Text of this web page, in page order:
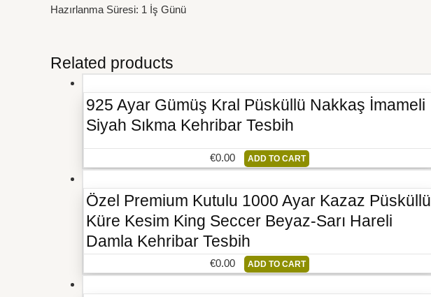
Hazırlanma Süresi: 1 İş Günü
Related products
925 Ayar Gümüş Kral Püsküllü Nakkaş İmameli
Siyah Sıkma Kehribar Tesbih
€0.00 ADD TO CART
Özel Premium Kutulu 1000 Ayar Kazaz Püsküllü
Küre Kesim King Seccer Beyaz-Sarı Hareli
Damla Kehribar Tesbih
€0.00 ADD TO CART